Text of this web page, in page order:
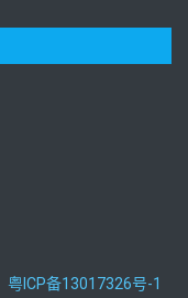
粤ICP备13017326号-1